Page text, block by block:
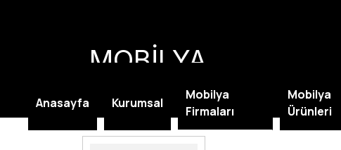
MOBİLYA
KAMPANYALARI
Anasayfa Kurumsal
Mobilya
Firmaları
Mobilya
Ürünleri